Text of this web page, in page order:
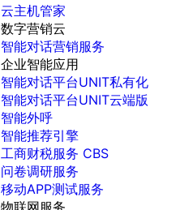
云主机管家
数字营销云
智能对话营销服务
企业智能应用
智能对话平台UNIT私有化
智能对话平台UNIT云端版
智能外呼
智能推荐引擎
工商财税服务 CBS
问卷调研服务
移动APP测试服务
物联网服务